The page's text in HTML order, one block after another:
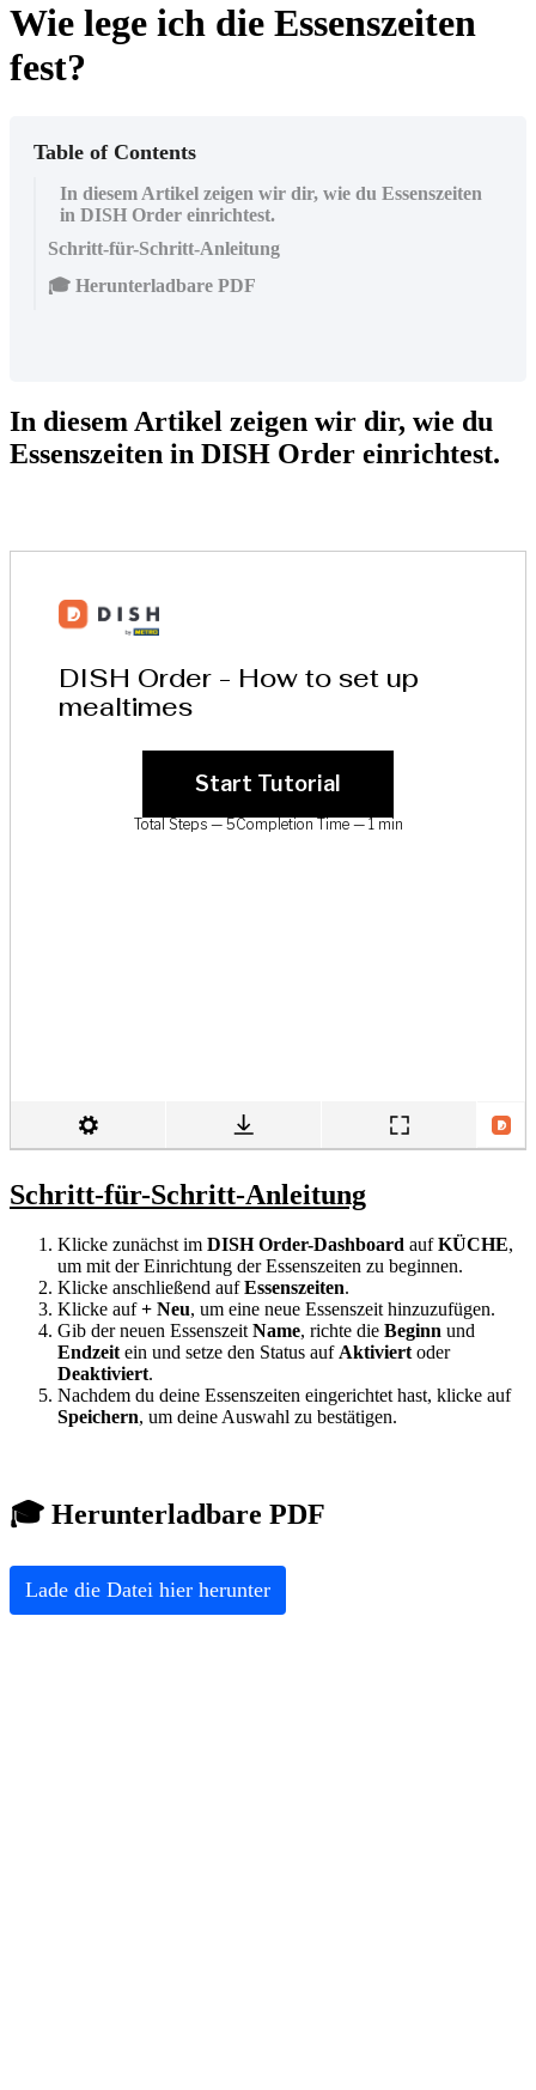
Wie lege ich die Essenszeiten
fest?
Table of Contents
In diesem Artikel zeigen wir dir, wie du Essenszeiten
in DISH Order einrichtest.
Schritt-für-Schritt-Anleitung
🎓 Herunterladbare PDF
In diesem Artikel zeigen wir dir, wie du
Essenszeiten in DISH Order einrichtest.
Schritt-für-Schritt-Anleitung
Klicke zunächst im DISH Order-Dashboard aufKÜCHE,
um mit der Einrichtung der Essenszeiten zu beginnen.
Klicke anschließend aufEssenszeiten.
Klicke auf+ Neu, um eine neue Essenszeit hinzuzufügen.
Gib der neuen EssenszeitName, richte die Beginn und
Endzeitein und setze den Status aufAktiviertoder
Deaktiviert.
Nachdem du deine Essenszeiten eingerichtet hast, klicke auf
Speichern, um deine Auswahl zu bestätigen.
🎓 Herunterladbare PDF
Lade die Datei hier herunter